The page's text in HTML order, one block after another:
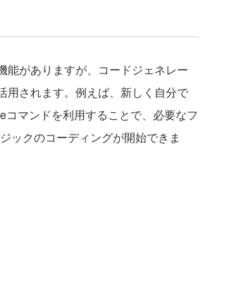
がありますが、コードジェネレー
用されます。例えば、新しく自分で
マンドを利用することで、必要なフ
ックのコーディングが開始できま